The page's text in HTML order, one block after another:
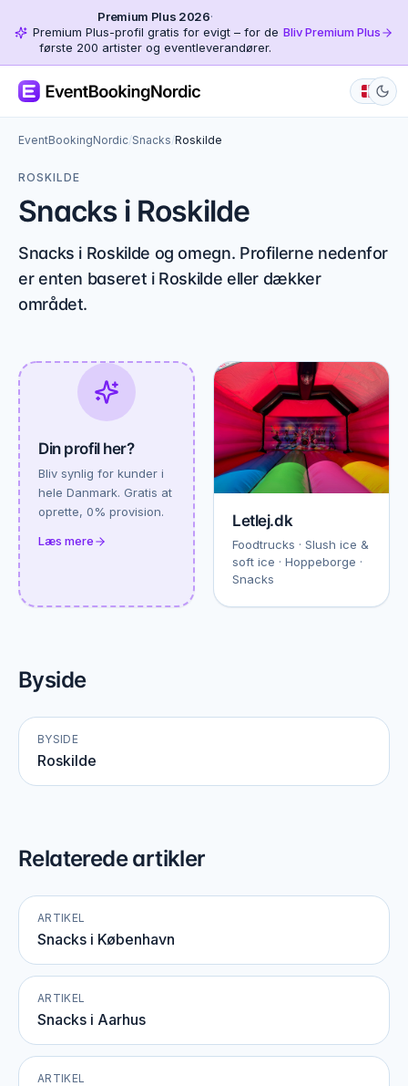
Premium Plus 2026·
Premium Plus-profil gratis for evigt – for de
første 200 artister og eventleverandører.
Bliv Premium Plus
EventBookingNordic/Snacks/Roskilde
ROSKILDE
Snacks i Roskilde
Snacks i Roskilde og omegn. Profilerne nedenfor
er enten baseret i Roskilde eller dækker
området.
Din profil her?
Bliv synlig for kunder i
hele Danmark. Gratis at
oprette, 0% provision.
Læs mere
Letlej.dk
Foodtrucks · Slush ice &
soft ice · Hoppeborge ·
Snacks
Byside
BYSIDE
Roskilde
Relaterede artikler
ARTIKEL
Snacks i København
ARTIKEL
Snacks i Aarhus
ARTIKEL